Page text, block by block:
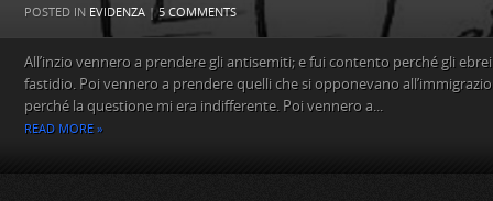
POSTED IN EVIDENZA |5 COMMENTS
All’inzio vennero a prendere gli antisemiti; e fui contento perché gli
fastidio. Poi vennero a prendere quelli che si opponevano
perché la questione mi era indifferente. Poi vennero a...
READ MORE »